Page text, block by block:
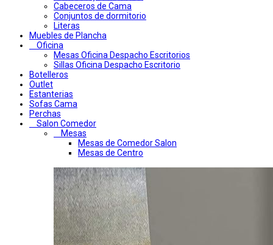
Cabeceros de Cama
Conjuntos de dormitorio
Literas
Muebles de Plancha
Oficina
Mesas Oficina Despacho Escritorios
Sillas Oficina Despacho Escritorio
Botelleros
Outlet
Estanterias
Sofas Cama
Perchas
Salon Comedor
Mesas
Mesas de Comedor Salon
Mesas de Centro